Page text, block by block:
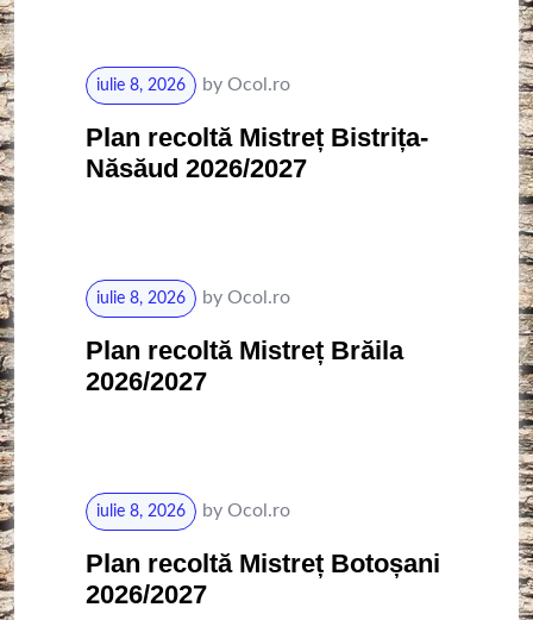
iulie 8, 2026 by Ocol.ro
Plan recoltă Mistreț Bistrița-
Năsăud 2026/2027
iulie 8, 2026 by Ocol.ro
Plan recoltă Mistreț Brăila
2026/2027
iulie 8, 2026 by Ocol.ro
Plan recoltă Mistreț Botoșani
2026/2027